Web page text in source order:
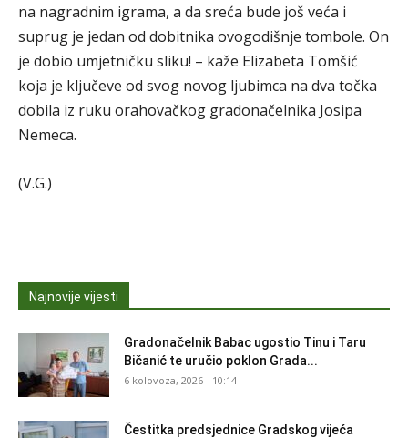
na nagradnim igrama, a da sreća bude još veća i
suprug je jedan od dobitnika ovogodišnje tombole. On
je dobio umjetničku sliku! – kaže Elizabeta Tomšić
koja je ključeve od svog novog ljubimca na dva točka
dobila iz ruku orahovačkog gradonačelnika Josipa
Nemeca.
(V.G.)
Najnovije vijesti
Gradonačelnik Babac ugostio Tinu i Taru
Bičanić te uručio poklon Grada...
6 kolovoza, 2026 - 10:14
Čestitka predsjednice Gradskog vijeća